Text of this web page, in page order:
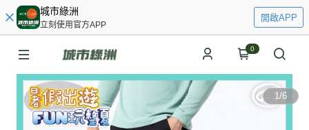
城市綠洲
立刻使用官方APP
開啟APP
0
1/6